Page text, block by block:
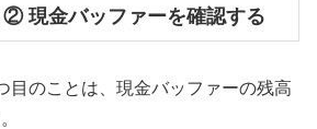
② 現金バッファーを確認する
目のことは、現金バッファーの残高